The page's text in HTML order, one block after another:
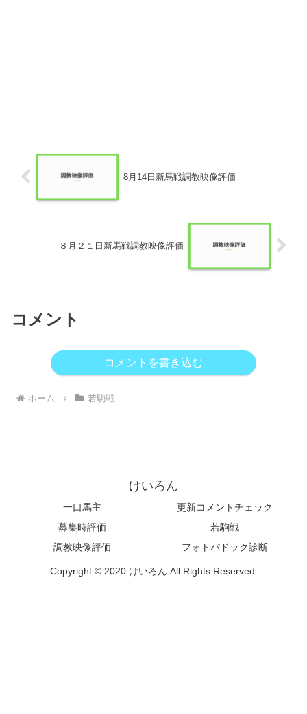
8月14日新馬戦調教映像評価
８月２１日新馬戦調教映像評価
コメント
コメントを書き込む
ホーム 若駒戦
けいろん
一口馬主
更新コメントチェック
募集時評価
若駒戦
調教映像評価
フォトパドック診断
Copyright © 2020 けいろん All Rights Reserved.